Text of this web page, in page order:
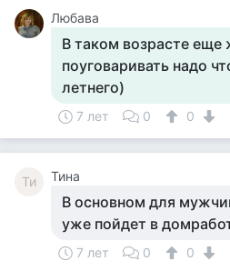
Любава
В таком возрасте
поуговаривать надо
летнего)
7 лет 0 0
Ти Тина
В основном для
уже пойдет в
7 лет 0 0